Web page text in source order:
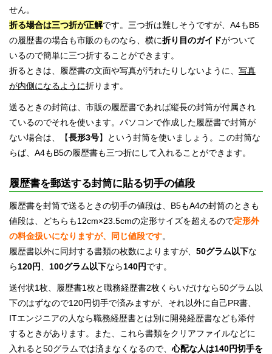
せん。
折る場合は三つ折が正解です。三つ折は難しそうですが、A4もB5
の履歴書の場合も市販のものなら、横に折り目のガイドがついて
いるので簡単に三つ折することができます。
折るときは、履歴書の文面や写真が汚れたりしないように、 写真
が内側になるように折ります。
送るときの封筒は、市販の履歴書であれば縦長の封筒が付属され
ているのでそれを使います。パソコンで作成した履歴書で封筒が
ない場合は、【長形3号】という封筒を使いましょう。この封筒な
らば、A4もB5の履歴書も三つ折にして入れることができます。
履歴書を郵送する封筒に貼る切手の値段
履歴書を封筒で送るときの切手の値段は、B5もA4の封筒のときも
値段は、どちらも12cm×23.5cmの定形サイズを超えるので定形外
の料金扱いになりますが、同じ値段です。
履歴書以外に同封する書類の枚数によりますが、 50グラム以下な
ら120円 100グラム以下なら140円です。
送付状1枚、履歴書1枚と職務経歴書2枚くらいだけなら50グラム以
下のはずなので120円切手で済みますが、それ以外に自己PR書、
ITエンジニアの人なら職務経歴書とは別に開発経歴書なども添付
するときがあります。また、これら書類をクリアファイルなどに
入れると50グラムでは済まなくなるので、 心配な人は140円切手を